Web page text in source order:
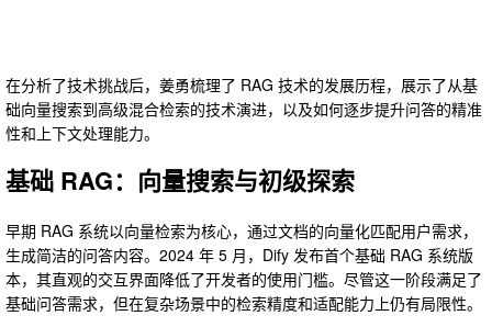
在分析了技术挑战后，姜勇梳理了 RAG 技术的发展历程，展示了从基
础向量搜索到高级混合检索的技术演进，以及如何逐步提升问答的精准
性和上下文处理能力。
基础 RAG：向量搜索与初级探索
早期 RAG 系统以向量检索为核心，通过文档的向量化匹配用户需求，
生成简洁的问答内容。2024 年 5 月，Dify 发布首个基础 RAG 系统版
本，其直观的交互界面降低了开发者的使用门槛。尽管这一阶段满足了
基础问答需求，但在复杂场景中的检索精度和适配能力上仍有局限性。